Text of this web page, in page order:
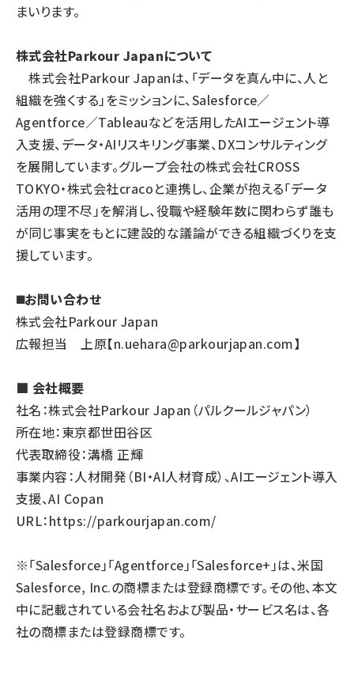
まいります。
株式会社Parkour Japanについて
株式会社Parkour Japanは、「データを真ん中に、人と
組織を強くする」をミッションに、Salesforce／
Agentforce／Tableauなどを活用したAIエージェント導
入支援、データ・AIリスキリング事業、DXコンサルティング
を展開しています。グループ会社の株式会社CROSS
TOKYO・株式会社cracoと連携し、企業が抱える「データ
活用の理不尽」を解消し、役職や経験年数に関わらず誰も
が同じ事実をもとに建設的な議論ができる組織づくりを支
援しています。
◼️お問い合わせ
株式会社Parkour Japan
広報担当 上原【n.uehara@parkourjapan.com】
■ 会社概要
社名：株式会社Parkour Japan（パルクールジャパン）
所在地：東京都世田谷区
代表取締役：溝橋 正輝
事業内容：人材開発（BI・AI人材育成）、AIエージェント導入
支援、AI Copan
URL：https://parkourjapan.com/
※「Salesforce」「Agentforce」「Salesforce+」は、米国
Salesforce, Inc.の商標または登録商標です。その他、本文
中に記載されている会社名および製品・サービス名は、各
社の商標または登録商標です。